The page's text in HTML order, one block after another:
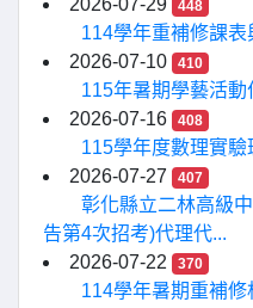
2026-07-29 448
114學年重補修課表
2026-07-10
410
115年暑期學藝活
2026-07-16
408
115學年度數理實驗
2026-07-27
407
彰化縣立二林高級
告第4次招考)代理代...
2026-07-22
370
114學年暑期重補修